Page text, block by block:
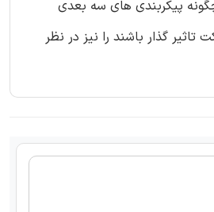
پیکربندی های سه بعدی
تاثیر گذار باشند را نیز در نظر